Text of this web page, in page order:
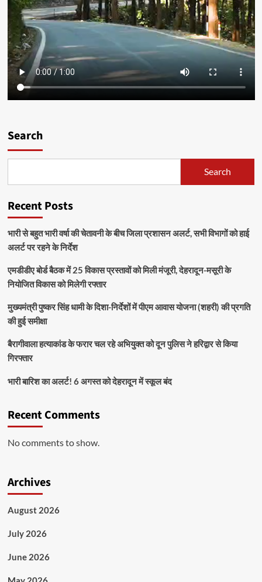
Search
Search
Recent Posts
भारी से बहुत भारी वर्षा की चेतावनी के बीच जिला प्रशासन अलर्ट, सभी विभागों को हाई
अलर्ट पर रहने के निर्देश
एमडीडीए बोर्ड बैठक में 25 विकास प्रस्तावों को मिली मंजूरी, देहरादून-मसूरी के
नियोजित विकास को मिलेगी रफ्तार
मुख्यमंत्री पुष्कर सिंह धामी के दिशा-निर्देशों में पीएम आवास योजना (शहरी) की प्रगति
की हुई समीक्षा
बैरागीवाला हत्याकांड के फरार चल रहे अभियुक्त को दून पुलिस ने हरिद्वार से किया
गिरफ्तार
भारी बारिश का अलर्ट! 6 अगस्त को देहरादून में स्कूल बंद
Recent Comments
No comments to show.
Archives
August 2026
July 2026
June 2026